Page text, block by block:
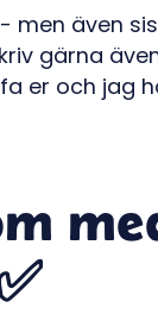
men även
gärna
er och jag